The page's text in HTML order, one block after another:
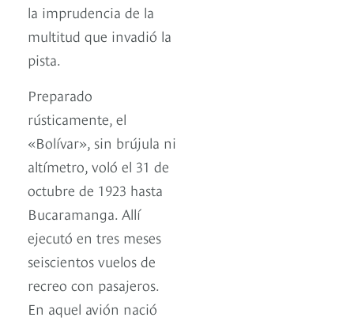
la imprudencia de la
multitud que invadió la
pista.
Preparado
rústicamente, el
«Bolívar», sin brújula ni
altímetro, voló el 31 de
octubre de 1923 hasta
Bucaramanga. Allí
ejecutó en tres meses
seiscientos vuelos de
recreo con pasajeros.
En aquel avión nació